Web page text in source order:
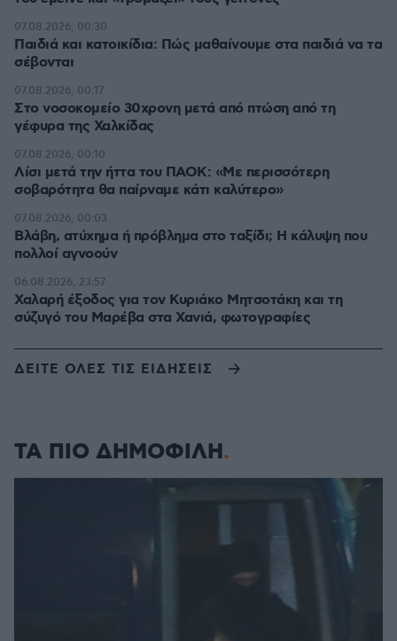
Παιδιά και κατοικίδια: Πώς μαθαίνουμε στα παιδιά να τα
σέβονται
07.08.2026, 00:30
Στο νοσοκομείο 30χρονη μετά από πτώση από τη
γέφυρα της Χαλκίδας
07.08.2026, 00:17
Λίσι μετά την ήττα του ΠΑΟΚ: «Με περισσότερη
σοβαρότητα θα παίρναμε κάτι καλύτερο»
07.08.2026, 00:10
Βλάβη, ατύχημα ή πρόβλημα στο ταξίδι; Η κάλυψη που
πολλοί αγνοούν
07.08.2026, 00:03
Χαλαρή έξοδος για τον Κυριάκο Μητσοτάκη και τη
σύζυγό του Μαρέβα στα Χανιά, φωτογραφίες
06.08.2026, 23:57
ΔΕΙΤΕ ΟΛΕΣ ΤΙΣ ΕΙΔΗΣΕΙΣ
ΤΑ ΠΙΟ ΔΗΜΟΦΙΛΗ